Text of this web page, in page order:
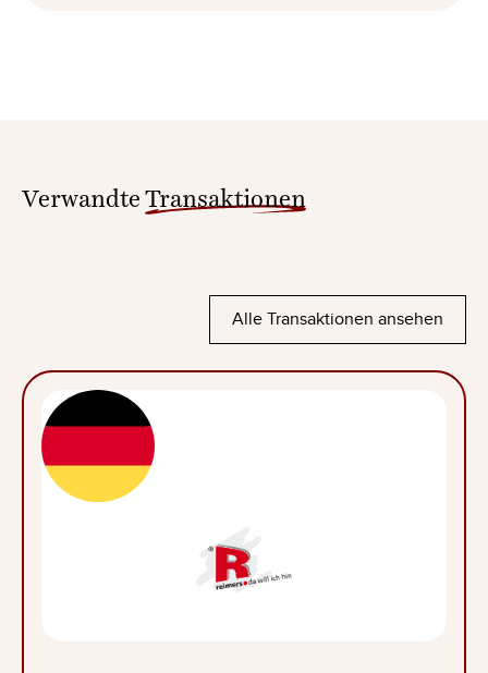
Verwandte Transaktionen
Alle Transaktionen ansehen